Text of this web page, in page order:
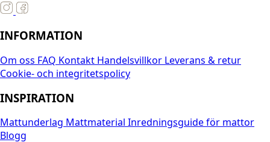
INFORMATION
Om oss FAQ Kontakt Handelsvillkor Leverans & retur
Cookie- och integritetspolicy
INSPIRATION
Mattunderlag Mattmaterial Inredningsguide för mattor
Blogg